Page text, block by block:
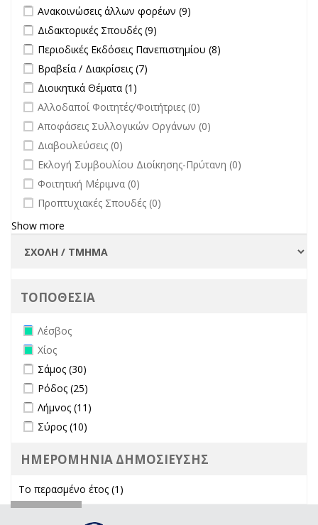
Apply Ανακοινώσεις άλλων φορέων filter
Ανακοινώσεις άλλων φορέων (9)
Apply Διδακτορικές Σπουδές filter
Διδακτορικές Σπουδές (9)
Apply Περιοδικές Εκδόσεις Πανεπιστημίου filter
Περιοδικές Εκδόσεις Πανεπιστημίου (8)
Apply Βραβεία / Διακρίσεις filter
Βραβεία / Διακρίσεις (7)
Apply Διοικητικά Θέματα filter
Διοικητικά Θέματα (1)
undefined
Αλλοδαποί Φοιτητές/Φοιτήτριες (0)
undefined
Αποφάσεις Συλλογικών Οργάνων (0)
undefined
Διαβουλεύσεις (0)
undefined
Εκλογή Συμβουλίου Διοίκησης-Πρύτανη (0)
undefined
Φοιτητική Μέριμνα (0)
undefined
Προπτυχιακές Σπουδές (0)
Show more
ΤΟΠΟΘΕΣΙΑ
Remove Λέσβος filter
Λέσβος
Remove Χίος filter
Χίος
Apply Σάμος filter
Σάμος (30)
Apply Ρόδος filter
Ρόδος (25)
Apply Λήμνος filter
Λήμνος (11)
Apply Σύρος filter
Σύρος (10)
ΗΜΕΡΟΜΗΝΙΑ ΔΗΜΟΣΙΕΥΣΗΣ
Το περασμένο έτος (1)